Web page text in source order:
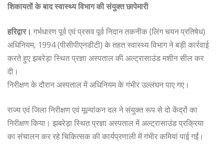
शिकायतों के बाद स्वास्थ्य विभाग की संयुक्त छापेमारी
हरिद्वार। गर्भधारण पूर्व एवं प्रसव पूर्व निदान तकनीक (लिंग चयन प्रतिषेध)
अधिनियम, 1994 (पीसीपीएनडीटी) के तहत स्वास्थ्य विभाग ने बड़ी कार्रवाई
करते हुए झबरेड़ा स्थित प्रज्ञा अस्पताल की अल्ट्रासाउंड मशीन सील कर
दी।
निरीक्षण के दौरान अस्पताल में अधिनियम के गंभीर उल्लंघन पाए गए।
राज्य एवं जिला निरीक्षण एवं मूल्यांकन दल ने संयुक्त रूप से दो केंद्रों का
निरीक्षण किया। झबरेड़ा स्थित प्रज्ञा अस्पताल में अल्ट्रासाउंड प्रक्रिया
का संचालन कर रहे चिकित्सक की कार्यप्रणाली में गंभीर कमियां पाई गईं।